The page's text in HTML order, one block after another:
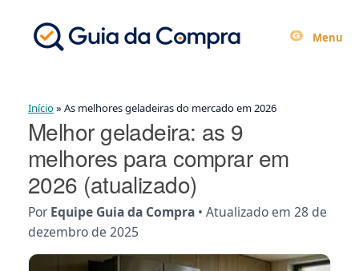
content
Menu
Início» As melhores geladeiras do mercado em 2026
Melhor geladeira: as 9
melhores para comprar em
2026 (atualizado)
PorEquipe Guia da Compra • Atualizado em 28 de
dezembro de 2025